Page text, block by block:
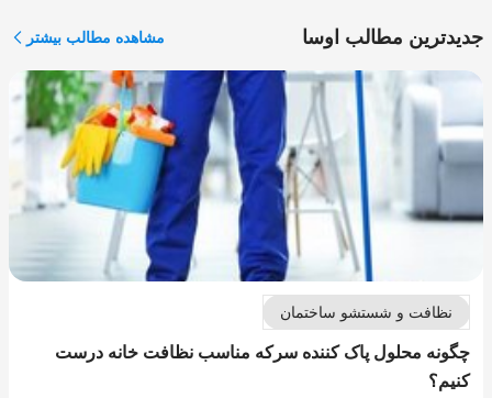
جدیدترین مطالب اوسا مشاهده مطالب بیشتر
نظافت و شستشو ساختمان
چگونه محلول پاک کننده سرکه مناسب نظافت خانه درست
کنیم؟